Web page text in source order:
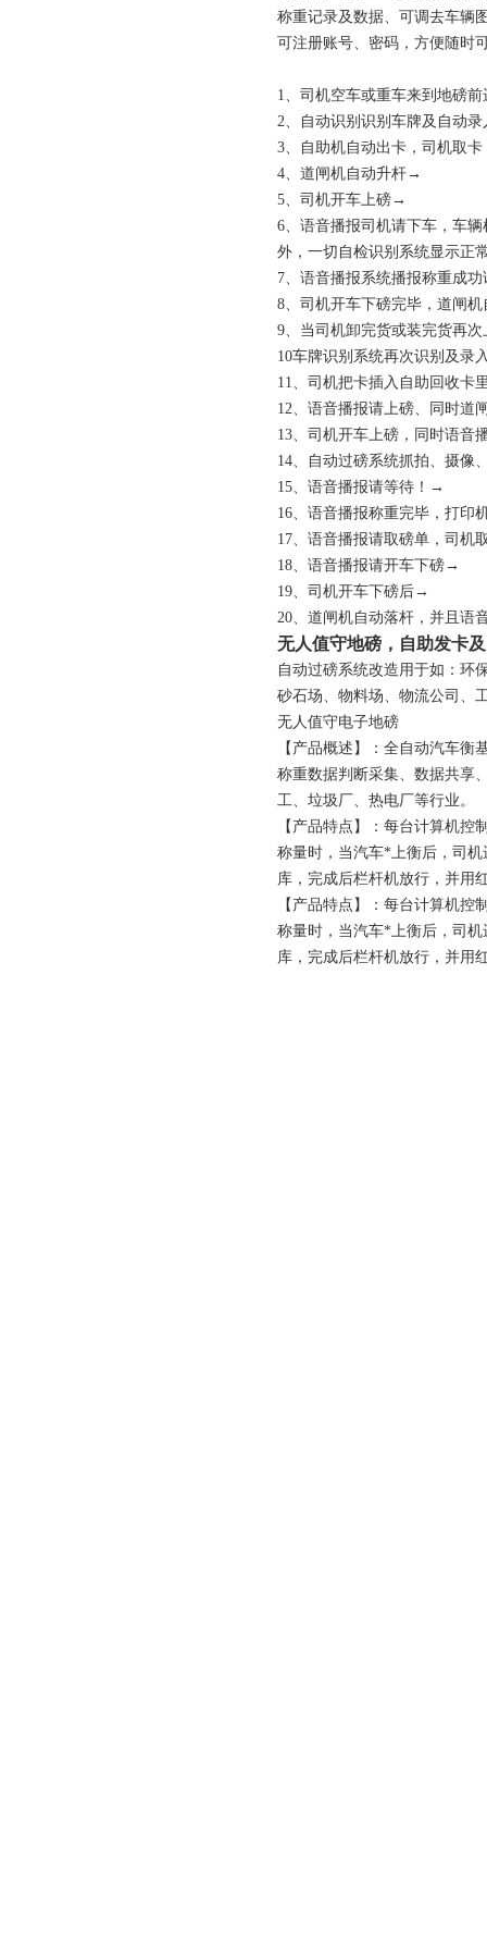
称重记录及数据、可调去车辆
可注册账号、密码，方便随时
1、司机空车或重车来到地磅
2、自动识别识别车牌及自动
3、自助机自动出卡，司机取
4、道闸机自动升杆→
5、司机开车上磅→
6、语音播报司机请下车，车
外，一切自检识别系统显示正
7、语音播报系统播报称重成
8、司机开车下磅完毕，道闸
9、当司机卸完货或装完货再
10车牌识别系统再次识别及录
11、司机把卡插入自助回收卡
12、语音播报请上磅、同时道
13、司机开车上磅，同时语音
14、自动过磅系统抓拍、摄像
15、语音播报请等待！→
16、语音播报称重完毕，打印
17、语音播报请取磅单，司机
18、语音播报请开车下磅→
19、司机开车下磅后→
20、道闸机自动落杆，并且语
无人值守地磅，自助发卡
自动过磅系统改造用于如：环
砂石场、物料场、物流公司、
无人值守电子地磅
【产品概述】：全自动汽车
称重数据判断采集、数据共享
工、垃圾厂、热电厂等行业。
【产品特点】：每台计算机
称量时，当汽车*上衡后，司
库，完成后栏杆机放行，并用
【产品特点】：每台计算机
称量时，当汽车*上衡后，司
库，完成后栏杆机放行，并用